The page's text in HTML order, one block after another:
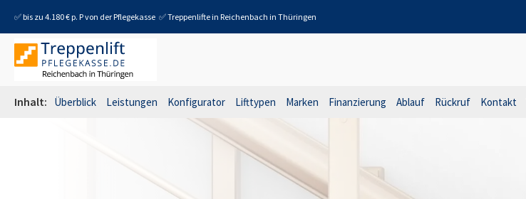
✅ bis zu 4.180 € p. P von der Pflegekasse ✅ Treppenlifte in Reichenbach in Thüringen
Inhalt: Überblick Leistungen Konfigurator Lifttypen Marken Finanzierung Ablauf Rückruf Kontakt